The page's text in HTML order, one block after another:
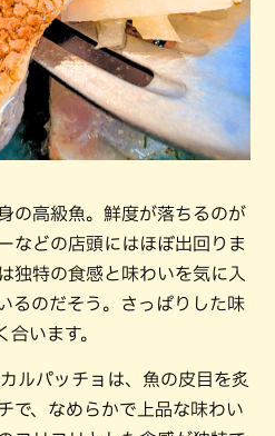
の高級魚。鮮度が落ちるのが
などの店頭にはほぼ出回りま
独特の食感と味わいを気に入
るのだそう。さっぱりした味
合います。
ルパッチョは、魚の皮目を炙
で、なめらかで上品な味わい